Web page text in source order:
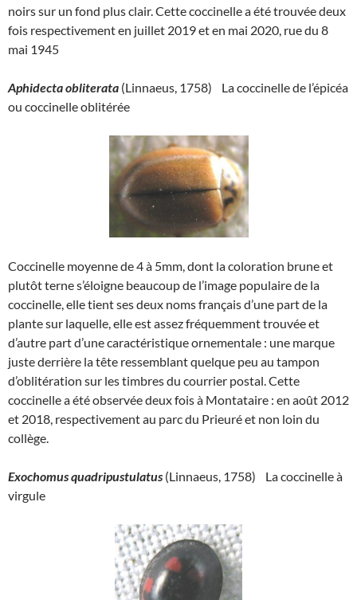
noirs sur un fond plus clair. Cette coccinelle a été trouvée deux
fois respectivement en juillet 2019 et en mai 2020, rue du 8
mai 1945
Aphidecta obliterata (Linnaeus, 1758) La coccinelle de l’épicéa
ou coccinelle oblitérée
Coccinelle moyenne de 4 à 5mm, dont la coloration brune et
plutôt terne s’éloigne beaucoup de l’image populaire de la
coccinelle, elle tient ses deux noms français d’une part de la
plante sur laquelle, elle est assez fréquemment trouvée et
d’autre part d’une caractéristique ornementale : une marque
juste derrière la tête ressemblant quelque peu au tampon
d’oblitération sur les timbres du courrier postal. Cette
coccinelle a été observée deux fois à Montataire : en août 2012
et 2018, respectivement au parc du Prieuré et non loin du
collège.
Exochomus quadripustulatus (Linnaeus, 1758) La coccinelle à
virgule